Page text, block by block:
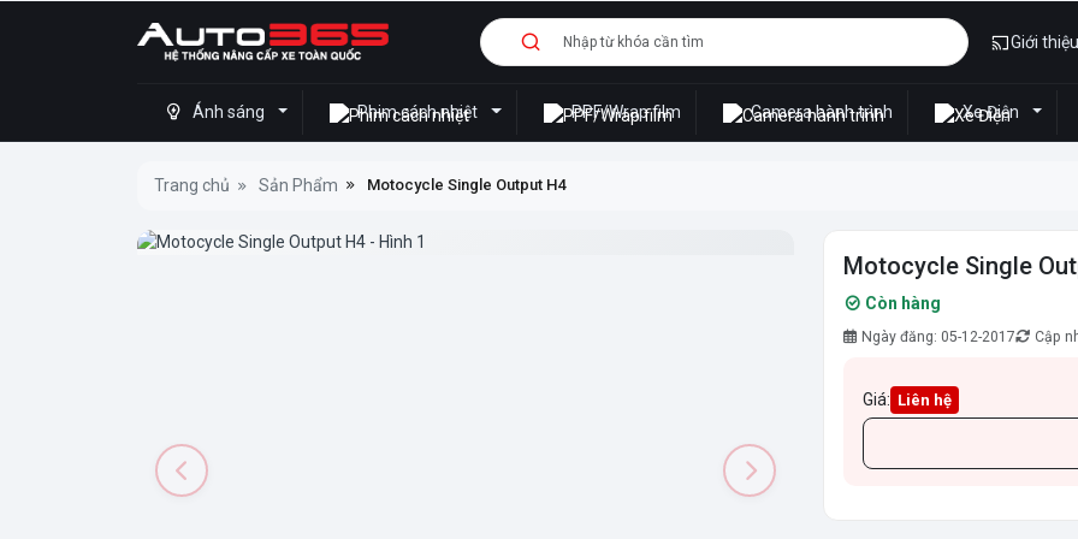
Giới thiệu
Ánh sáng Phim cách nhiệt PPF/Wrap film Camera hành trình Xe Điện
Trang chủ Sản Phẩm Motocycle Single Output H4
Motocycle Single
Còn hàng
Ngày đăng: 05-12-2017 Cập
Giá: Liên hệ